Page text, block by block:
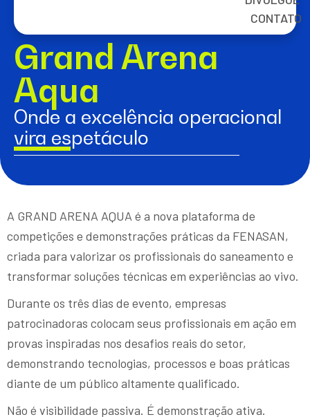
CONTATO
Grand Arena
Aqua
Onde a excelência operacional
vira espetáculo
A GRAND ARENA AQUA é a nova plataforma de
competições e demonstrações práticas da FENASAN,
criada para valorizar os profissionais do saneamento e
transformar soluções técnicas em experiências ao vivo.
Durante os três dias de evento, empresas
patrocinadoras colocam seus profissionais em ação em
provas inspiradas nos desafios reais do setor,
demonstrando tecnologias, processos e boas práticas
diante de um público altamente qualificado.
Não é visibilidade passiva. É demonstração ativa.